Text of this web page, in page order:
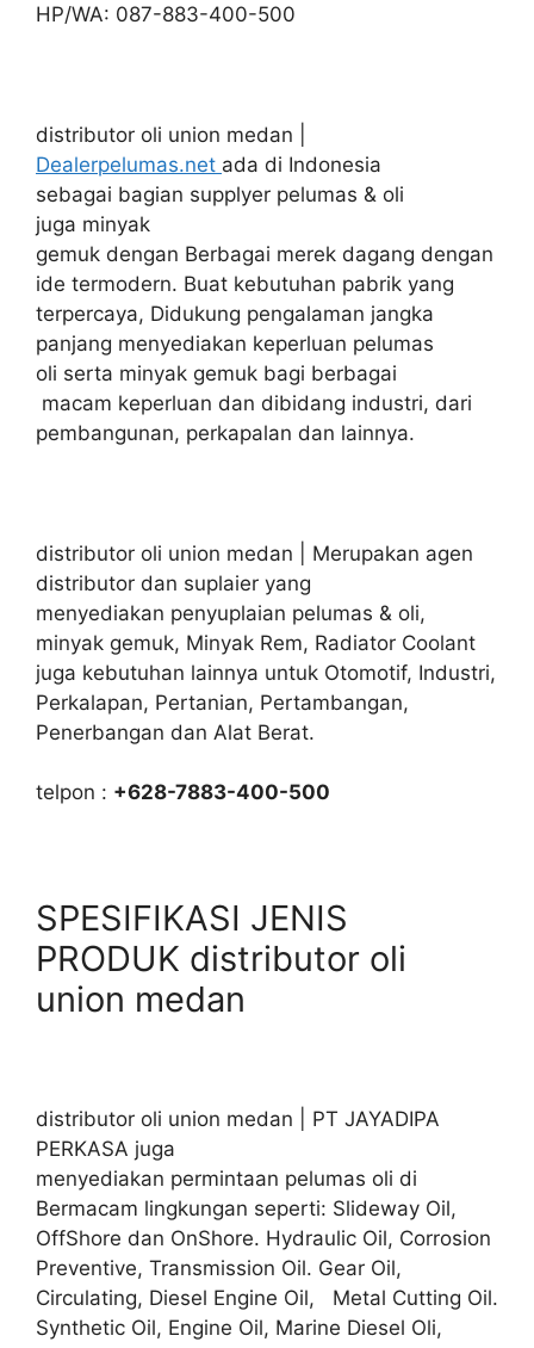
HP/WA: 087-883-400-500
distributor oli union medan |
Dealerpelumas.net ada di Indonesia
sebagai bagian supplyer pelumas & oli
juga minyak
gemuk dengan Berbagai merek dagang dengan
ide termodern. Buat kebutuhan pabrik yang
terpercaya, Didukung pengalaman jangka
panjang menyediakan keperluan pelumas
oli serta minyak gemuk bagi berbagai
macam keperluan dan dibidang industri, dari
pembangunan, perkapalan dan lainnya.
distributor oli union medan | Merupakan agen
distributor dan suplaier yang
menyediakan penyuplaian pelumas & oli,
minyak gemuk, Minyak Rem, Radiator Coolant
juga kebutuhan lainnya untuk Otomotif, Industri,
Perkalapan, Pertanian, Pertambangan,
Penerbangan dan Alat Berat.
telpon : +628-7883-400-500
SPESIFIKASI JENIS
PRODUK distributor oli
union medan
distributor oli union medan | PT JAYADIPA
PERKASA juga
menyediakan permintaan pelumas oli di
Bermacam lingkungan seperti: Slideway Oil,
OffShore dan OnShore. Hydraulic Oil, Corrosion
Preventive, Transmission Oil. Gear Oil,
Circulating, Diesel Engine Oil, Metal Cutting Oil.
Synthetic Oil, Engine Oil, Marine Diesel Oli,